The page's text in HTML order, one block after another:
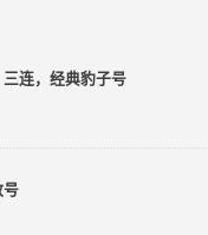
连，经典豹子号
号